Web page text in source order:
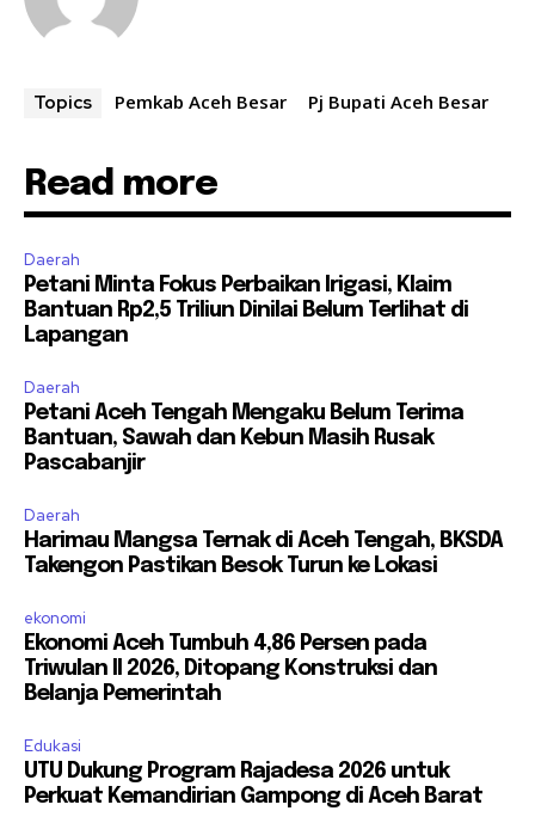
Topics Pemkab Aceh Besar Pj Bupati Aceh Besar
Read more
Daerah
Petani Minta Fokus Perbaikan Irigasi, Klaim
Bantuan Rp2,5 Triliun Dinilai Belum Terlihat di
Lapangan
Daerah
Petani Aceh Tengah Mengaku Belum Terima
Bantuan, Sawah dan Kebun Masih Rusak
Pascabanjir
Daerah
Harimau Mangsa Ternak di Aceh Tengah, BKSDA
Takengon Pastikan Besok Turun ke Lokasi
ekonomi
Ekonomi Aceh Tumbuh 4,86 Persen pada
Triwulan II 2026, Ditopang Konstruksi dan
Belanja Pemerintah
Edukasi
UTU Dukung Program Rajadesa 2026 untuk
Perkuat Kemandirian Gampong di Aceh Barat